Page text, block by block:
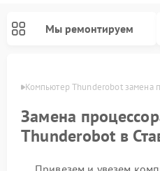
Мы ремонтируем
Компьютер Thunderobot замена
Замена
Thunderobot в